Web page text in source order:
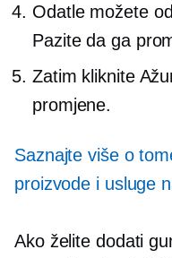
Odatle možete
Pazite da ga
Zatim kliknite
promjene.
Saznajte više o
proizvode i usluge
Ako želite dodati